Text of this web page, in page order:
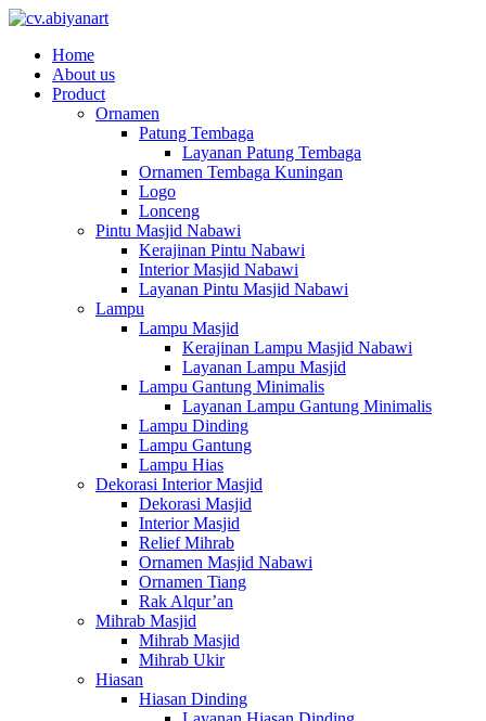
Home
About us
Product
Ornamen
Patung Tembaga
Layanan Patung Tembaga
Ornamen Tembaga Kuningan
Logo
Lonceng
Pintu Masjid Nabawi
Kerajinan Pintu Nabawi
Interior Masjid Nabawi
Layanan Pintu Masjid Nabawi
Lampu
Lampu Masjid
Kerajinan Lampu Masjid Nabawi
Layanan Lampu Masjid
Lampu Gantung Minimalis
Layanan Lampu Gantung Minimalis
Lampu Dinding
Lampu Gantung
Lampu Hias
Dekorasi Interior Masjid
Dekorasi Masjid
Interior Masjid
Relief Mihrab
Ornamen Masjid Nabawi
Ornamen Tiang
Rak Alqur’an
Mihrab Masjid
Mihrab Masjid
Mihrab Ukir
Hiasan
Hiasan Dinding